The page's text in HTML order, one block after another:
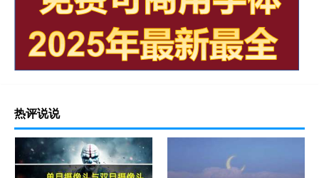
热评说说